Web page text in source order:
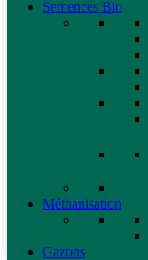
Semences Bio
Méthanisation
Gazons